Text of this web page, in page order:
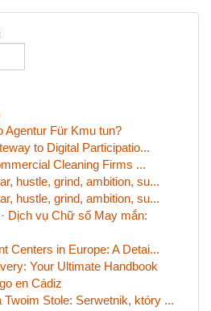
Agentur Für Kmu tun?
to Digital Participatio...
Cleaning Firms ...
hustle, grind, ambition, su...
hustle, grind, ambition, su...
Dịch vụ Chữ số May mắn:
Centers in Europe: A Detai...
Your Ultimate Handbook
en Cádiz
Twoim Stole: Serwetnik, który ...